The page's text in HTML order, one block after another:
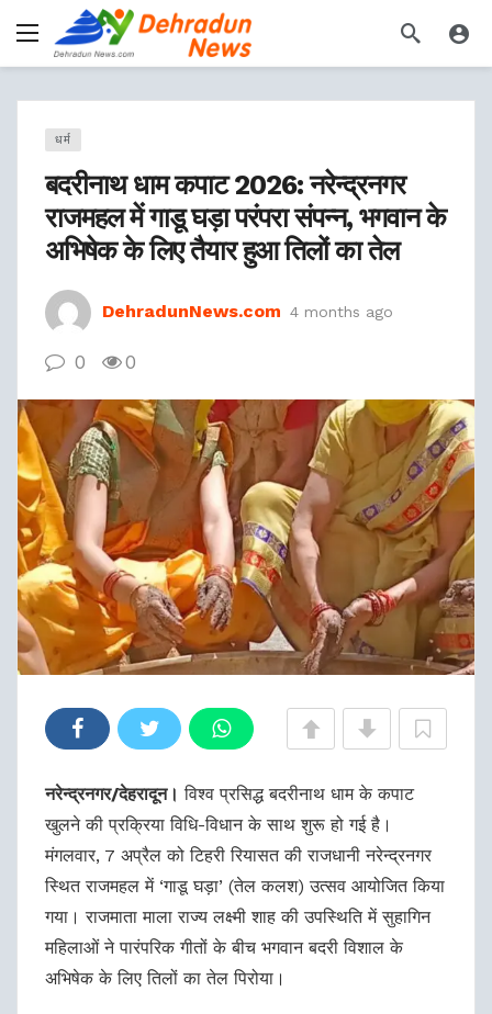
धर्म
बदरीनाथ धाम कपाट 2026: नरेन्द्रनगर
राजमहल में गाडू घड़ा परंपरा संपन्न, भगवान के
अभिषेक के लिए तैयार हुआ तिलों का तेल
DehradunNews.com 4 months ago
0 0
नरेन्द्रनगर/देहरादून। विश्व प्रसिद्ध बदरीनाथ धाम के कपाट
खुलने की प्रक्रिया विधि-विधान के साथ शुरू हो गई है।
मंगलवार, 7 अप्रैल को टिहरी रियासत की राजधानी नरेन्द्रनगर
स्थित राजमहल में ‘गाडू घड़ा’ (तेल कलश) उत्सव आयोजित किया
गया। राजमाता माला राज्य लक्ष्मी शाह की उपस्थिति में सुहागिन
महिलाओं ने पारंपरिक गीतों के बीच भगवान बदरी विशाल के
अभिषेक के लिए तिलों का तेल पिरोया।